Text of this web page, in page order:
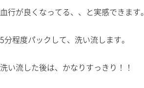
血行が良くなってる、、と実感できます。
5分程度パックして、洗い流します。
洗い流した後は、かなりすっきり！！